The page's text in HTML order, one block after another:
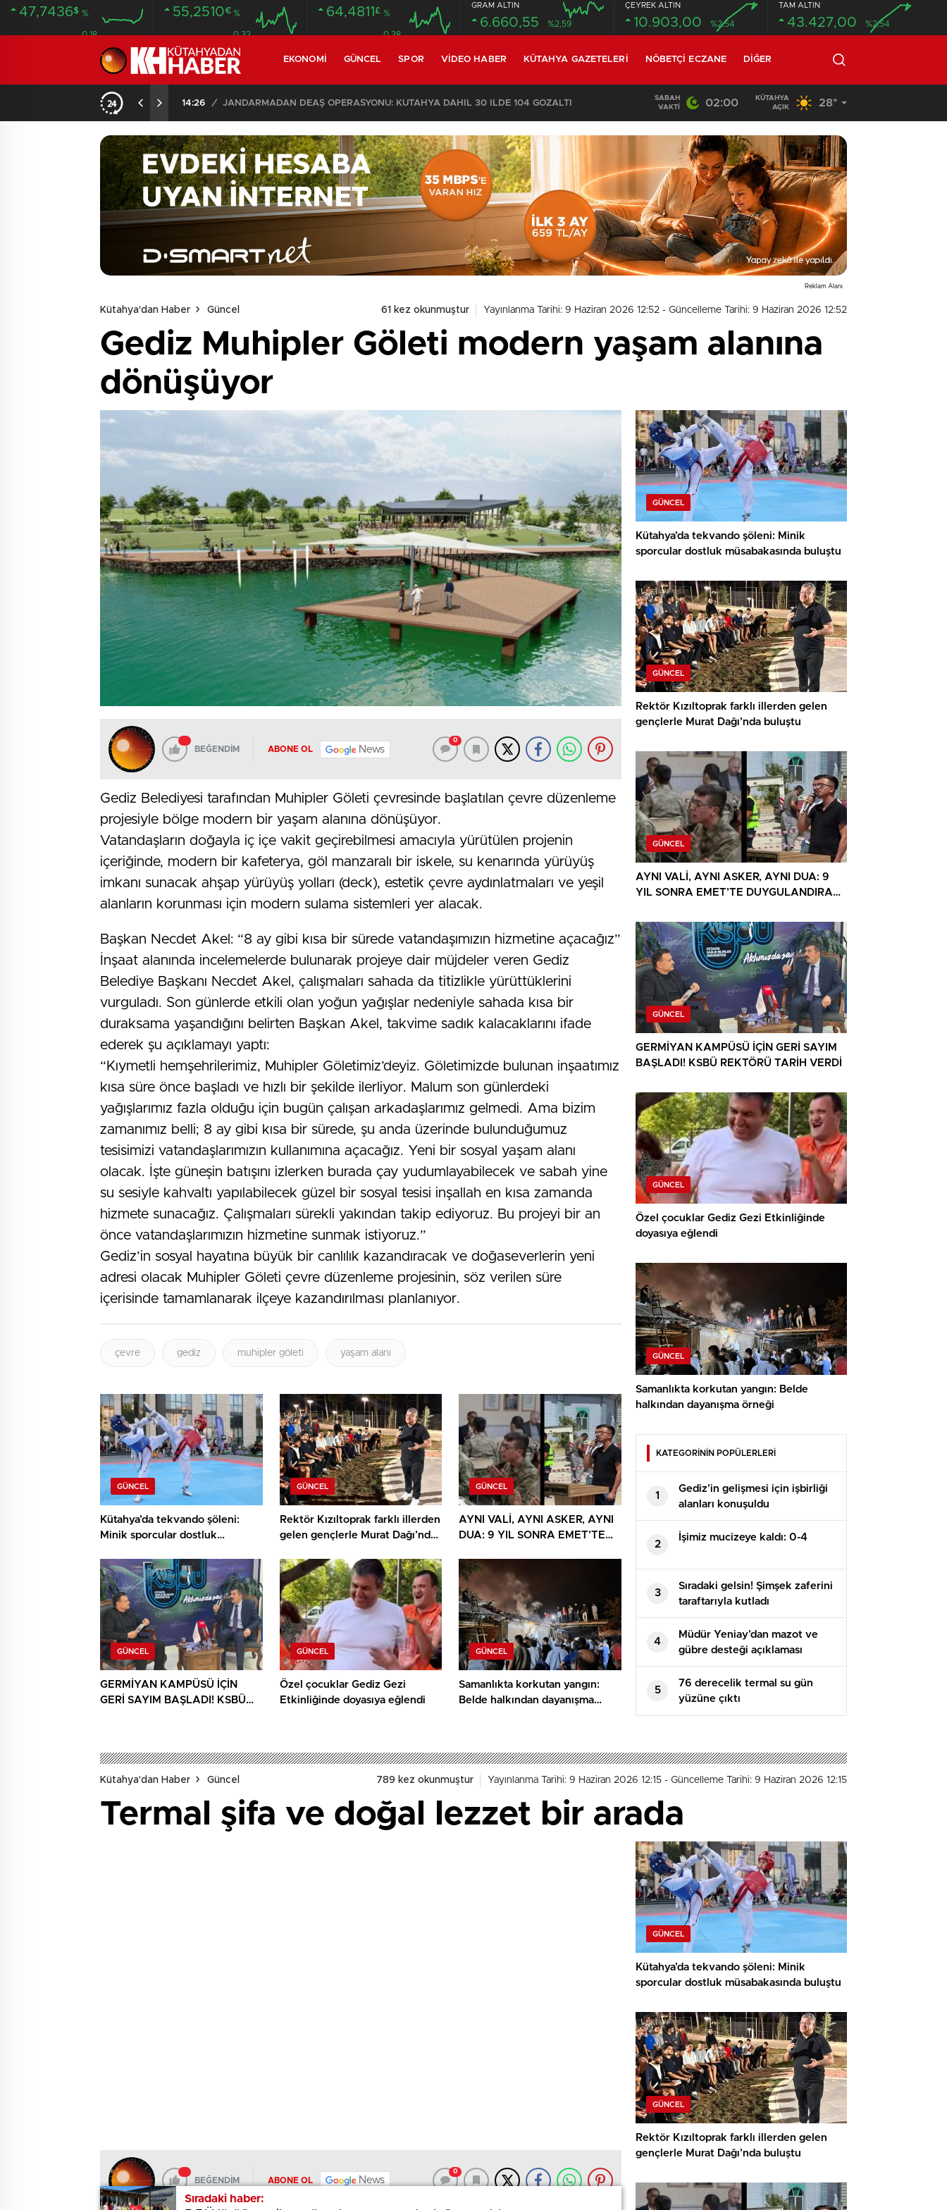
47,7436$ %
0.18
55,2510€ %
0.32
64,4811 £ %
0.38
GRAM ALTIN
6.660,55 %2,59
ÇEYREK ALTIN
10.903,00 %2,54
TAM ALTIN
43.427,00 %2,54
EKONOMI GÜNCEL SPOR VIDEO HABER KÜTAHYA GAZETELERI NÖBETÇI ECZANE DIĞER
14:26 / JANDARMADAN DEAŞ OPERASYONU: KÜTAHYA DAHİL 30 İLDE 104 GÖZALTI 02:03 /
SABAH
VAKTI
02:00
KÜTAHYA
AÇIK
28°
Reklam Alanı
Kütahya'dan Haber Güncel 61 kez okunmuştur Yayınlanma Tarihi: 9 Haziran 2026 12:52 - Güncelleme Tarihi: 9 Haziran 2026 12:52
Gediz Muhipler Göleti modern yaşam alanına
dönüşüyor
BEĞENDİM ABONE OL News
0
Gediz Belediyesi tarafından Muhipler Göleti çevresinde başlatılan çevre düzenleme
projesiyle bölge modern bir yaşam alanına dönüşüyor.
Vatandaşların doğayla iç içe vakit geçirebilmesi amacıyla yürütülen projenin
içeriğinde, modern bir kafeterya, göl manzaralı bir iskele, su kenarında yürüyüş
imkanı sunacak ahşap yürüyüş yolları (deck), estetik çevre aydınlatmaları ve yeşil
alanların korunması için modern sulama sistemleri yer alacak.
Başkan Necdet Akel: “8 ay gibi kısa bir sürede vatandaşımızın hizmetine açacağız”
İnşaat alanında incelemelerde bulunarak projeye dair müjdeler veren Gediz
Belediye Başkanı Necdet Akel, çalışmaları sahada da titizlikle yürüttüklerini
vurguladı. Son günlerde etkili olan yoğun yağışlar nedeniyle sahada kısa bir
duraksama yaşandığını belirten Başkan Akel, takvime sadık kalacaklarını ifade
ederek şu açıklamayı yaptı:
“Kıymetli hemşehrilerimiz, Muhipler Göletimiz’deyiz. Göletimizde bulunan inşaatımız
kısa süre önce başladı ve hızlı bir şekilde ilerliyor. Malum son günlerdeki
yağışlarımız fazla olduğu için bugün çalışan arkadaşlarımız gelmedi. Ama bizim
zamanımız belli; 8 ay gibi kısa bir sürede, şu anda üzerinde bulunduğumuz
tesisimizi vatandaşlarımızın kullanımına açacağız. Yeni bir sosyal yaşam alanı
olacak. İşte güneşin batışını izlerken burada çay yudumlayabilecek ve sabah yine
su sesiyle kahvaltı yapılabilecek güzel bir sosyal tesisi inşallah en kısa zamanda
hizmete sunacağız. Çalışmaları sürekli yakından takip ediyoruz. Bu projeyi bir an
önce vatandaşlarımızın hizmetine sunmak istiyoruz.”
Gediz’in sosyal hayatına büyük bir canlılık kazandıracak ve doğaseverlerin yeni
adresi olacak Muhipler Göleti çevre düzenleme projesinin, söz verilen süre
içerisinde tamamlanarak ilçeye kazandırılması planlanıyor.
çevre gediz muhipler göleti yaşam alanı
GÜNCEL
Kütahya’da tekvando şöleni:
Minik sporcular dostluk
GÜNCEL
Rektör Kızıltoprak farklı illerden
gelen gençlerle Murat Dağı’nda
GÜNCEL
AYNI VALİ, AYNI ASKER, AYNI
DUA: 9 YIL SONRA EMET’TE
GÜNCEL
GERMİYAN KAMPÜSÜ İÇİN
GERİ SAYIM BAŞLADI! KSBÜ
GÜNCEL
Özel çocuklar Gediz Gezi
Etkinliğinde doyasıya eğlendi
GÜNCEL
Samanlıkta korkutan yangın:
Belde halkından dayanışma
Sıradaki haber:
GÜNCEL
Kütahya’da tekvando şöleni: Minik
sporcular dostluk müsabakasında buluştu
GÜNCEL
Rektör Kızıltoprak farklı illerden gelen
gençlerle Murat Dağı’nda buluştu
GÜNCEL
AYNI VALİ, AYNI ASKER, AYNI DUA: 9
YIL SONRA EMET’TE DUYGULANDIRAN
GÜNCEL
GERMİYAN KAMPÜSÜ İÇİN GERİ SAYIM
BAŞLADI! KSBÜ REKTÖRÜ TARİH VERDİ
GÜNCEL
Özel çocuklar Gediz Gezi Etkinliğinde
doyasıya eğlendi
GÜNCEL
Samanlıkta korkutan yangın: Belde
halkından dayanışma örneği
KATEGORİNİN POPÜLERLERİ
1
Gediz’in gelişmesi için işbirliği
alanları konuşuldu
2
İşimiz mucizeye kaldı: 0-4
3
Sıradaki gelsin! Şimşek zaferini
taraftarıyla kutladı
4
Müdür Yeniay’dan mazot ve
gübre desteği açıklaması
5
76 derecelik termal su gün
yüzüne çıktı
Kütahya'dan Haber Güncel 789 kez okunmuştur Yayınlanma Tarihi: 9 Haziran 2026 12:15 - Güncelleme Tarihi: 9 Haziran 2026 12:15
Termal şifa ve doğal lezzet bir arada
BEĞENDİM ABONE OL News
0
Sıradaki haber:
GÜNCEL
Kütahya’da tekvando şöleni: Minik
sporcular dostluk müsabakasında buluştu
GÜNCEL
Rektör Kızıltoprak farklı illerden gelen
gençlerle Murat Dağı’nda buluştu